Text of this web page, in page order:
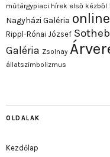
műtárgypiaci hírek első kézből
Nagyházi Galéria
Rippl-Rónai József
Galéria Zsolnay
állatszimbolizmus
OLDALAK
Kezdőlap